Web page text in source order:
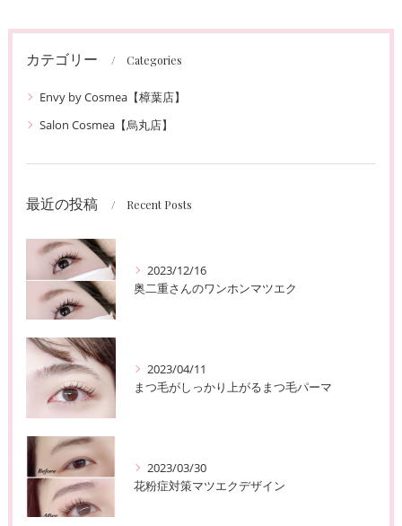
カテゴリー Categories
Envy by Cosmea【樟葉店】
Salon Cosmea【烏丸店】
最近の投稿 Recent Posts
2023/12/16
奥二重さんのワンホンマツエク
2023/04/11
まつ毛がしっかり上がるまつ毛パーマ
2023/03/30
花粉症対策マツエクデザイン